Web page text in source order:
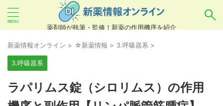
薬剤師が執筆・監修！新薬の作用機序を紹介
あいまい検索（例：ひらがな、誤字）には対応し
ていませんので、製品名・一般名・キーワードな
新薬情報オンライン > ☆新薬情報 > 3.呼吸器系 >
3.呼吸器系
ラパリムス錠（シロリムス）の作用